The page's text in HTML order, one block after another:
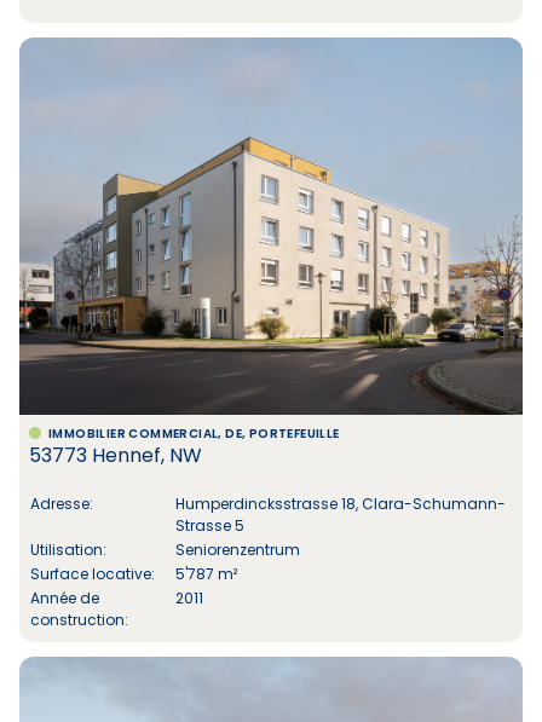
IMMOBILIER COMMERCIAL, DE, PORTEFEUILLE
53773 Hennef, NW
Adresse:
Humperdincksstrasse 18, Clara-Schumann-
Strasse 5
Utilisation:
Seniorenzentrum
Surface locative:
5'787 m²
Année de
construction:
2011